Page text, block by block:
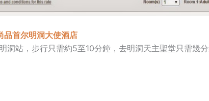
品首尔明洞大使酒店
洞站，步行只需約5至10分鐘，去明洞天主聖堂只需幾分